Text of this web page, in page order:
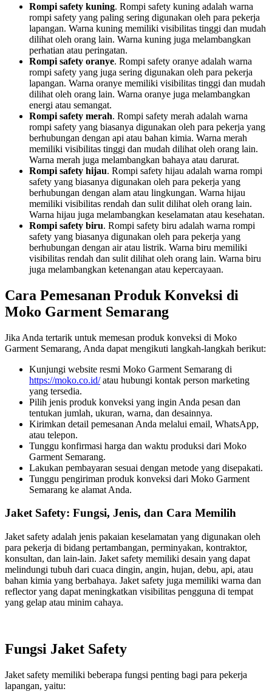
Rompi safety kuning. Rompi safety kuning adalah warna
rompi safety yang paling sering digunakan oleh para pekerja
lapangan. Warna kuning memiliki visibilitas tinggi dan mudah
dilihat oleh orang lain. Warna kuning juga melambangkan
perhatian atau peringatan.
Rompi safety oranye. Rompi safety oranye adalah warna
rompi safety yang juga sering digunakan oleh para pekerja
lapangan. Warna oranye memiliki visibilitas tinggi dan mudah
dilihat oleh orang lain. Warna oranye juga melambangkan
energi atau semangat.
Rompi safety merah. Rompi safety merah adalah warna
rompi safety yang biasanya digunakan oleh para pekerja yang
berhubungan dengan api atau bahan kimia. Warna merah
memiliki visibilitas tinggi dan mudah dilihat oleh orang lain.
Warna merah juga melambangkan bahaya atau darurat.
Rompi safety hijau. Rompi safety hijau adalah warna rompi
safety yang biasanya digunakan oleh para pekerja yang
berhubungan dengan alam atau lingkungan. Warna hijau
memiliki visibilitas rendah dan sulit dilihat oleh orang lain.
Warna hijau juga melambangkan keselamatan atau kesehatan.
Rompi safety biru. Rompi safety biru adalah warna rompi
safety yang biasanya digunakan oleh para pekerja yang
berhubungan dengan air atau listrik. Warna biru memiliki
visibilitas rendah dan sulit dilihat oleh orang lain. Warna biru
juga melambangkan ketenangan atau kepercayaan.
Cara Pemesanan Produk Konveksi di
Moko Garment Semarang
Jika Anda tertarik untuk memesan produk konveksi di Moko
Garment Semarang, Anda dapat mengikuti langkah-langkah berikut:
Kunjungi website resmi Moko Garment Semarang di
https://moko.co.id/atau hubungi kontak person marketing
yang tersedia.
Pilih jenis produk konveksi yang ingin Anda pesan dan
tentukan jumlah, ukuran, warna, dan desainnya.
Kirimkan detail pemesanan Anda melalui email, WhatsApp,
atau telepon.
Tunggu konfirmasi harga dan waktu produksi dari Moko
Garment Semarang.
Lakukan pembayaran sesuai dengan metode yang disepakati.
Tunggu pengiriman produk konveksi dari Moko Garment
Semarang ke alamat Anda.
Jaket Safety: Fungsi, Jenis, dan Cara Memilih
Jaket safety adalah jenis pakaian keselamatan yang digunakan oleh
para pekerja di bidang pertambangan, perminyakan, kontraktor,
konsultan, dan lain-lain. Jaket safety memiliki desain yang dapat
melindungi tubuh dari cuaca dingin, angin, hujan, debu, api, atau
bahan kimia yang berbahaya. Jaket safety juga memiliki warna dan
reflector yang dapat meningkatkan visibilitas pengguna di tempat
yang gelap atau minim cahaya.
Fungsi Jaket Safety
Jaket safety memiliki beberapa fungsi penting bagi para pekerja
lapangan, yaitu: